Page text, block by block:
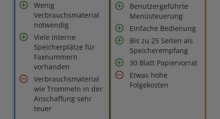
Wenig
Verbrauchsmaterial
notwendig
Viele interne
Speicherplätze für
Faxnummern
vorhanden
Verbrauchsmaterial
wie Trommeln in der
Anschaffung sehr
teuer
Benutzergeführte
Menüsteuerung
Einfache Bedienung
Bis zu 25 Seiten als
Speicherempfang
30 Blatt Papiervorrat
Etwas hohe
Folgekosten